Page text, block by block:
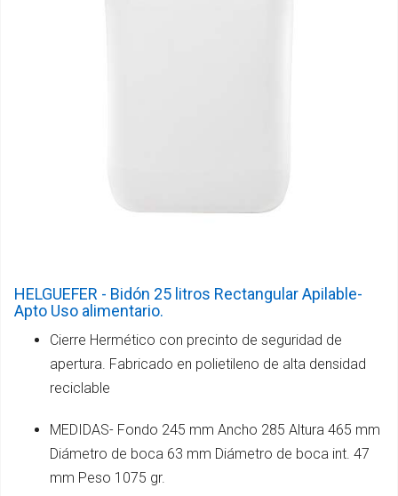
HELGUEFER - Bidón 25 litros Rectangular Apilable-
Apto Uso alimentario.
Cierre Hermético con precinto de seguridad de
apertura. Fabricado en polietileno de alta densidad
reciclable
MEDIDAS- Fondo 245 mm Ancho 285 Altura 465 mm
Diámetro de boca 63 mm Diámetro de boca int. 47
mm Peso 1075 gr.